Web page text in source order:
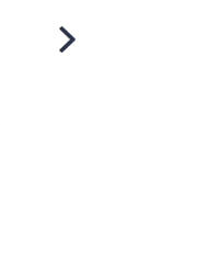
Scroll